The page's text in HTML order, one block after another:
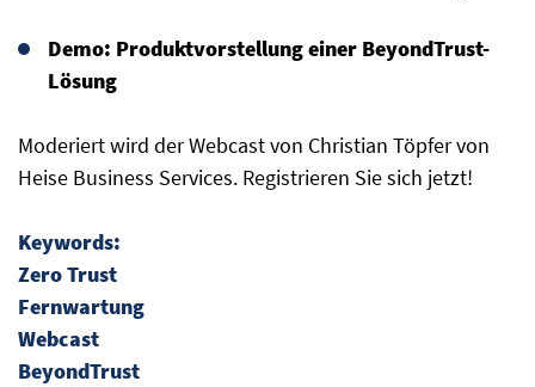
Demo: Produktvorstellung einer BeyondTrust-
Lösung
Moderiert wird der Webcast von Christian Töpfer von
Heise Business Services. Registrieren Sie sich jetzt!
Keywords:
Zero Trust
Fernwartung
Webcast
BeyondTrust